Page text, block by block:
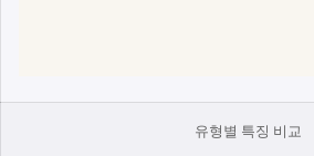
유형별 특징 비교